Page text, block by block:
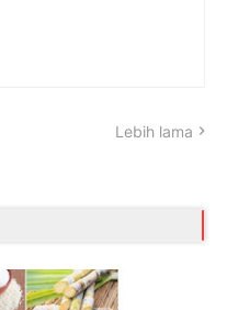
Lebih lama